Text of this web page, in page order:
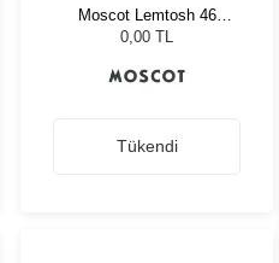
Moscot Lemtosh 46
Tortoise Cabernet
0,00 TL
Tükendi